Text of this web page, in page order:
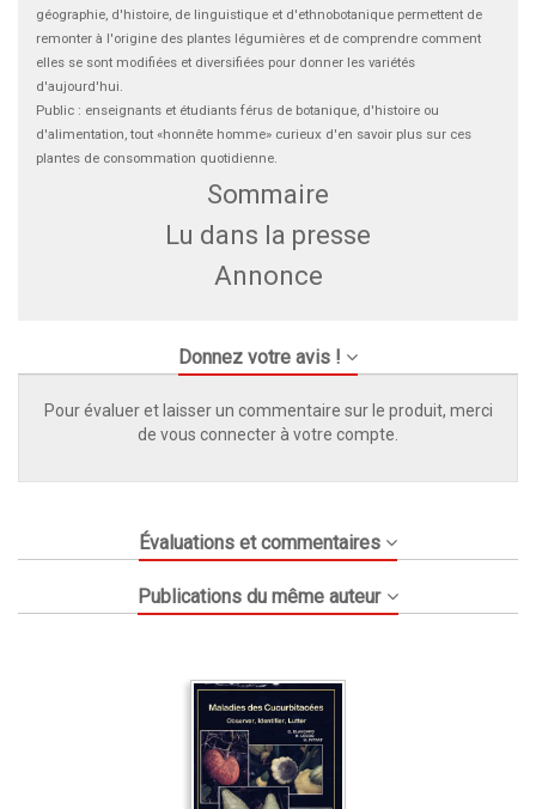
géographie, d'histoire, de linguistique et d'ethnobotanique permettent de
remonter à l'origine des plantes légumières et de comprendre comment
elles se sont modifiées et diversifiées pour donner les variétés
d'aujourd'hui.
Public : enseignants et étudiants férus de botanique, d'histoire ou
d'alimentation, tout «honnête homme» curieux d'en savoir plus sur ces
plantes de consommation quotidienne.
Sommaire
Lu dans la presse
Annonce
Donnez votre avis !
Pour évaluer et laisser un commentaire sur le produit, merci
de vous connecter à votre compte.
Évaluations et commentaires
Publications du même auteur